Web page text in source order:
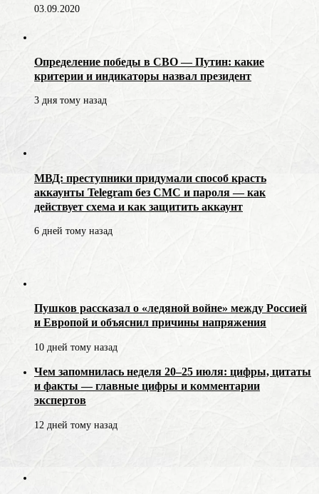
03.09.2020
Определение победы в СВО — Путин: какие
критерии и индикаторы назвал президент
3 дня тому назад
МВД: преступники придумали способ красть
аккаунты Telegram без СМС и пароля — как
действует схема и как защитить аккаунт
6 дней тому назад
Пушков рассказал о «ледяной войне» между Россией
и Европой и объяснил причины напряжения
10 дней тому назад
Чем запомнилась неделя 20–25 июля: цифры, цитаты
и факты — главные цифры и комментарии
экспертов
12 дней тому назад